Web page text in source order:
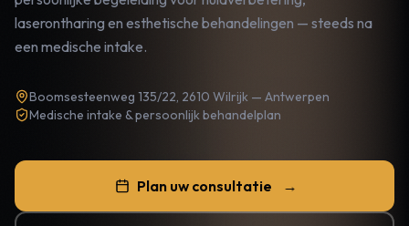
laserontharing en esthetische behandelingen — steeds na
een medische intake.
Boomsesteenweg 135/22, 2610 Wilrijk — Antwerpen
Medische intake & persoonlijk behandelplan
Plan uw consultatie →